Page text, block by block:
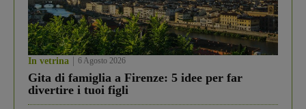
In vetrina 6 Agosto 2026
Gita di famiglia a Firenze: 5 idee per far
divertire i tuoi figli